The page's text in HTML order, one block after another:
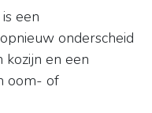
een
onderscheid
kozijn en een
oom- of